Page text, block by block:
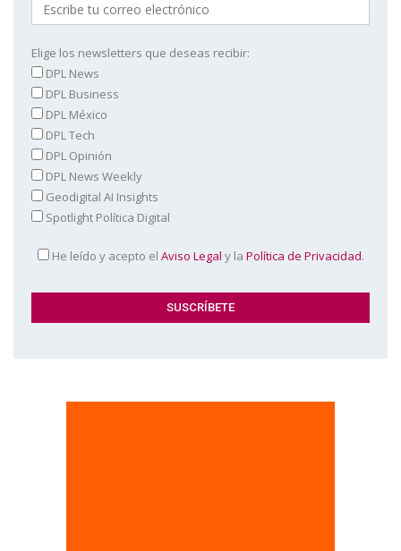
Elige los newsletters que deseas recibir:
DPL News
DPL Business
DPL México
DPL Tech
DPL Opinión
DPL News Weekly
Geodigital AI Insights
Spotlight Política Digital
He leído y acepto el Aviso Legal y la Política de Privacidad.